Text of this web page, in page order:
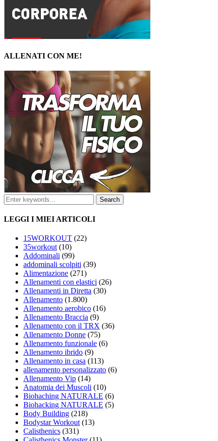
ALLENATI CON ME!
LEGGI I MIEI ARTICOLI
15WORKOUT (22)
35workout(10)
Addominali (99)
addominali scolpiti (39)
Alimentazione (271)
Allenamenti con elastici (26)
Allenamenti in Diretta (30)
Allenamento (1.800)
Allenamento aerobico (16)
Allenamento Braccia (9)
Allenamento con il TRX (36)
Allenamento Donne (75)
Allenamento funzionale (6)
Allenamento ibrido (9)
Allenamento in casa (113)
allenamento personalizzato (6)
Allenamento Vip (14)
Anatomia dei Muscoli (10)
Biohaching NATURALE (6)
Biohacking NATURALE (5)
Body Building (218)
Bodystar Workout(13)
Calisthenics (331)